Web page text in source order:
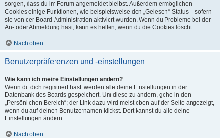
sorgen, dass du im Forum angemeldet bleibst. Außerdem ermöglichen
Cookies einige Funktionen, wie beispielsweise den „Gelesen“-Status – sofern
sie von der Board-Administration aktiviert wurden. Wenn du Probleme bei der
An- oder Abmeldung hast, kann es helfen, wenn du die Cookies löscht.
Nach oben
Benutzerpräferenzen und -einstellungen
Wie kann ich meine Einstellungen ändern?
Wenn du dich registriert hast, werden alle deine Einstellungen in der
Datenbank des Boards gespeichert. Um diese zu ändern, gehe in den
„Persönlichen Bereich“; der Link dazu wird meist oben auf der Seite angezeigt,
wenn du auf deinen Benutzernamen klickst. Dort kannst du alle deine
Einstellungen ändern.
Nach oben